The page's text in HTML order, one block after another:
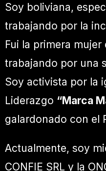
Soy boliviana,
trabajando por la
Fui la primera
trabajando por una
Soy activista por la
Liderazgo “Marca
galardonado con el
Actualmente, soy
CONFIE SRL y la